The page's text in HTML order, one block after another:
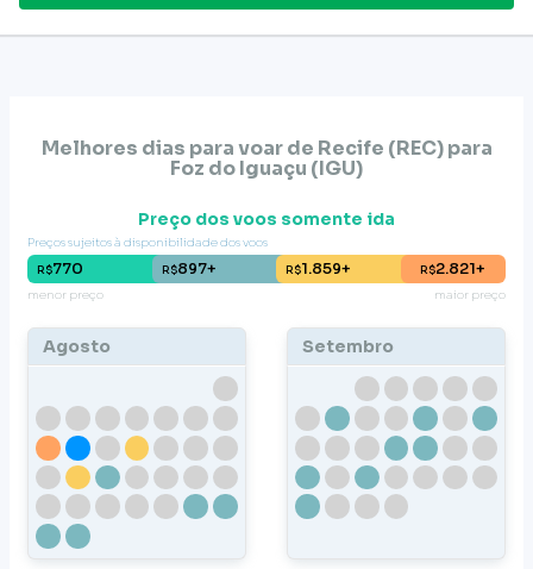
Melhores dias para voar de Recife (REC)para
Foz do Iguaçu (IGU)
Preço dos voos somente ida
Preços sujeitos à disponibilidade dos voos
R$770 R$897+ R$1.859+ R$2.821+
menor preço maior preço
Agosto Setembro